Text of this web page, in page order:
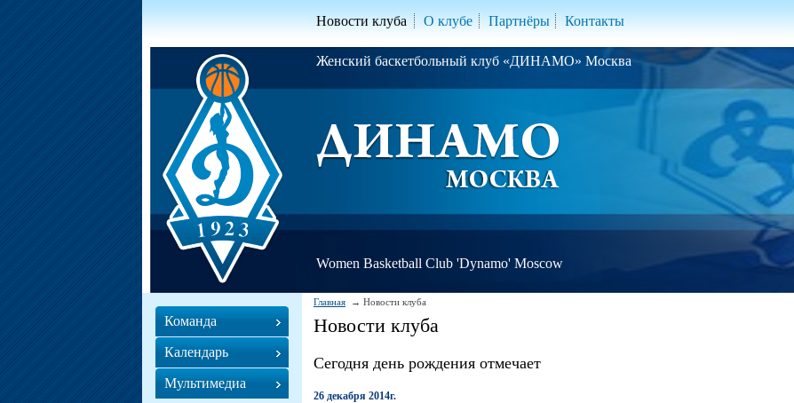
Новости клуба О клубе Партнёры Контакты
Женский баскетбольный клуб «ДИНАМО» Москва
Women Basketball Club 'Dynamo' Moscow
Главная Новости клуба
Новости клуба
Сегодня день рождения отмечает
26 декабря 2014г.
Команда
Календарь
Мультимедиа